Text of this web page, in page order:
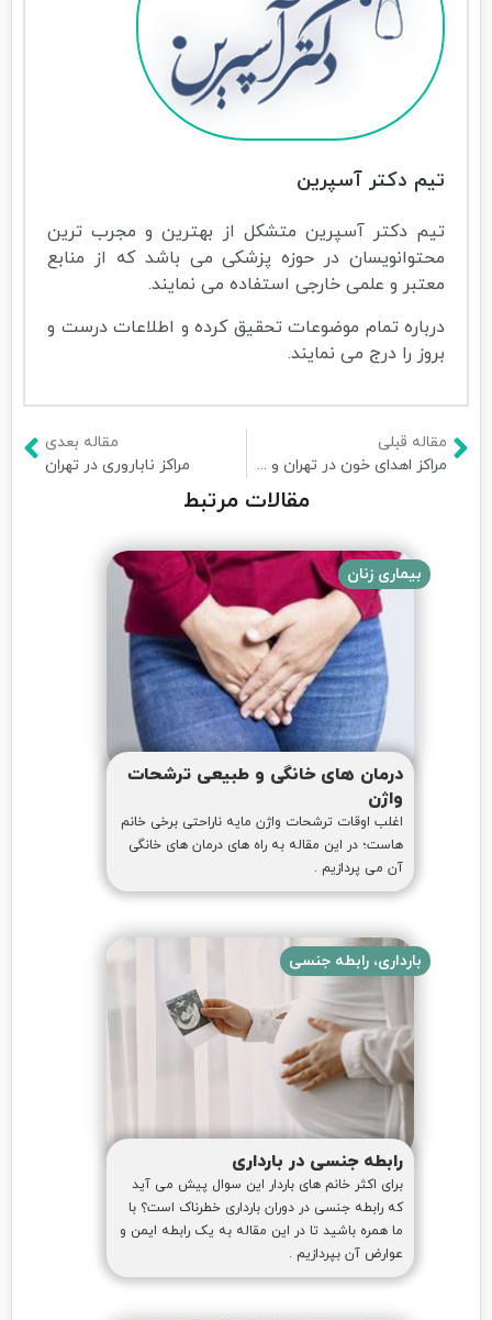
تیم دکتر آسپرین
تیم دکتر آسپرین متشکل از بهترین و مجرب ترین
محتوانویسان در حوزه پزشکی می باشد که از منابع
معتبر و علمی خارجی استفاده می نمایند.
درباره تمام موضوعات تحقیق کرده و اطلاعات درست و
بروز را درج می نمایند.
مقاله قبلی
مراکز اهدای خون در تهران و شهرستان های اطراف تهران
مقاله بعدی
مراکز ناباروری در تهران
مقالات مرتبط
بیماری زنان
درمان های خانگی و طبیعی ترشحات
واژن
اغلب اوقات ترشحات واژن مایه ناراحتی برخی خانم
هاست؛ در این مقاله به راه های درمان های خانگی
آن می پردازیم .
بارداری، رابطه جنسی
رابطه جنسی در بارداری
برای اکثر خانم های باردار این سوال پیش می آید
که رابطه جنسی در دوران بارداری خطرناک است؟ با
ما همره باشید تا در این مقاله به یک رابطه ایمن و
عوارض آن بپردازیم .